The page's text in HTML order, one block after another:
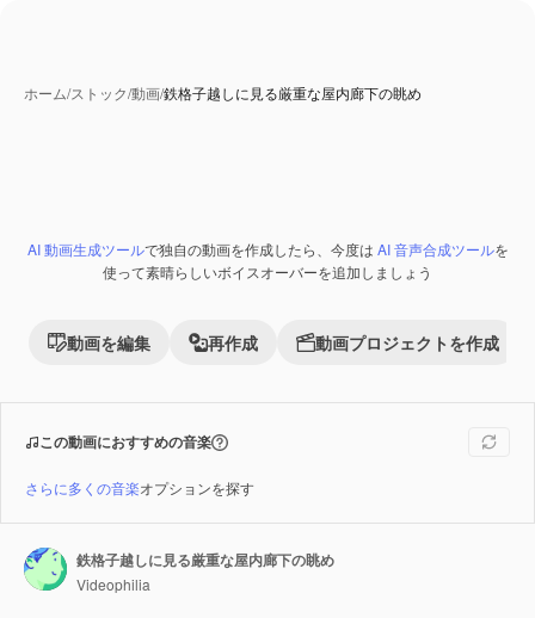
ホーム/ストック/動画/鉄格子越しに見る厳重な屋内廊下の眺め
Premium
AI 動画生成ツールで独自の動画を作成したら、今度は AI 音声合成ツールを
使って素晴らしいボイスオーバーを追加しましょう
動画を編集 再作成 動画プロジェクトを作成
この動画におすすめの音楽
さらに多くの音楽オプションを探す
鉄格子越しに見る厳重な屋内廊下の眺め
Videophilia